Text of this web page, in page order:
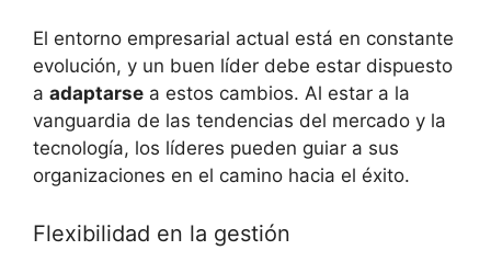
El entorno empresarial actual está en constante
evolución, y un buen líder debe estar dispuesto
a adaptarse a estos cambios. Al estar a la
vanguardia de las tendencias del mercado y la
tecnología, los líderes pueden guiar a sus
organizaciones en el camino hacia el éxito.
Flexibilidad en la gestión